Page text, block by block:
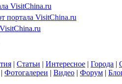
VisitChina.ru
портала VisitChina.ru
| Статьи | Интересное | Города |
| Фотогалереи | Видео | Форум |